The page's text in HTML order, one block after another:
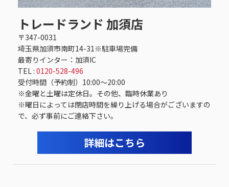
トレードランド 加須店
〒347-0031
埼玉県加須市南町14-31※駐車場完備
最寄りインター：加須IC
TEL : 0120-528-496
受付時間（予約制）10:00～20:00
※金曜と土曜は定休日。その他、臨時休業あり
※曜日によっては閉店時間を繰り上げる場合がございますの
で、必ず事前にご連絡下さい。
詳細はこちら